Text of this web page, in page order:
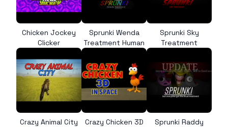
Chicken Jockey
Clicker
Sprunki Wenda
Treatment Human
Sprunki Sky
Treatment
Crazy Animal City Crazy Chicken 3D
Sprunki Raddy